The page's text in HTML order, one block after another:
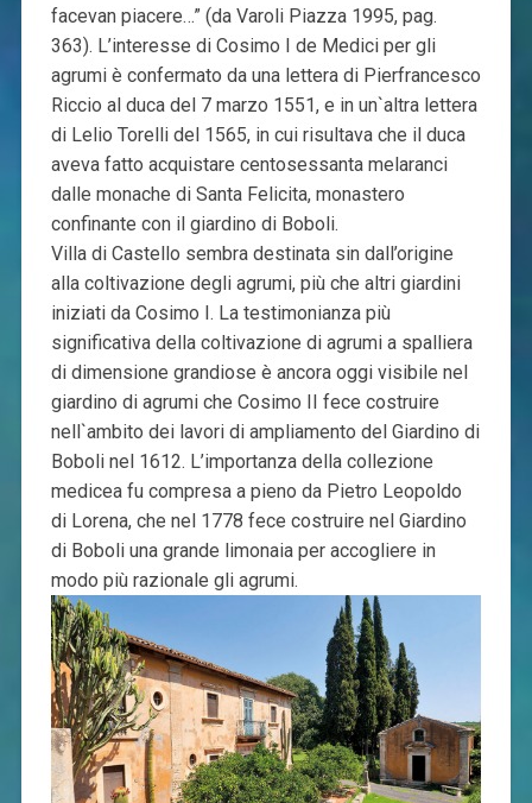
facevan piacere…” (da Varoli Piazza 1995, pag.
363). L’interesse di Cosimo I de Medici per gli
agrumi è confermato da una lettera di Pierfrancesco
Riccio al duca del 7 marzo 1551, e in un`altra lettera
di Lelio Torelli del 1565, in cui risultava che il duca
aveva fatto acquistare centosessanta melaranci
dalle monache di Santa Felicita, monastero
confinante con il giardino di Boboli.
Villa di Castello sembra destinata sin dall’origine
alla coltivazione degli agrumi, più che altri giardini
iniziati da Cosimo I. La testimonianza più
significativa della coltivazione di agrumi a spalliera
di dimensione grandiose è ancora oggi visibile nel
giardino di agrumi che Cosimo II fece costruire
nell`ambito dei lavori di ampliamento del Giardino di
Boboli nel 1612. L’importanza della collezione
medicea fu compresa a pieno da Pietro Leopoldo
di Lorena, che nel 1778 fece costruire nel Giardino
di Boboli una grande limonaia per accogliere in
modo più razionale gli agrumi.